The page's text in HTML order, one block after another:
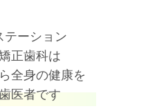
テーション
正歯科は
全身の健康を
医者です